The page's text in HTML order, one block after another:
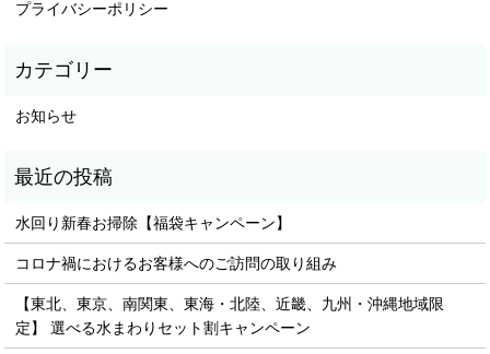
プライバシーポリシー
お知らせ
水回り新春お掃除【福袋キャンペーン】
コロナ禍におけるお客様へのご訪問の取り組み
【東北、東京、南関東、東海・北陸、近畿、九州・沖縄地域限
定】 選べる水まわりセット割キャンペーン